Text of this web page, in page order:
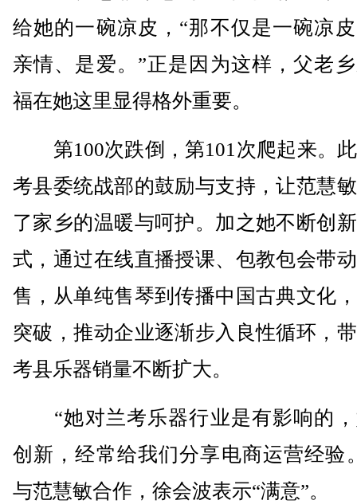
给她的一碗凉皮，“那不仅是一碗凉
亲情、是爱。”正是因为这样，父老
福在她这里显得格外重要。
第100次跌倒，第101次爬起来。
考县委统战部的鼓励与支持，让范慧
了家乡的温暖与呵护。加之她不断创
式，通过在线直播授课、包教包会带
售，从单纯售琴到传播中国古典文化
突破，推动企业逐渐步入良性循环，
考县乐器销量不断扩大。
“她对兰考乐器行业是有影响的，
创新，经常给我们分享电商运营经验
与范慧敏合作，徐会波表示“满意”。